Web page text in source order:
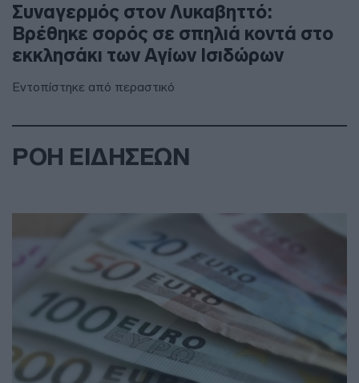
Συναγερμός στον Λυκαβηττό:
Βρέθηκε σορός σε σπηλιά κοντά στο
εκκλησάκι των Αγίων Ισιδώρων
Εντοπίστηκε από περαστικό
ΡΟΗ ΕΙΔΗΣΕΩΝ